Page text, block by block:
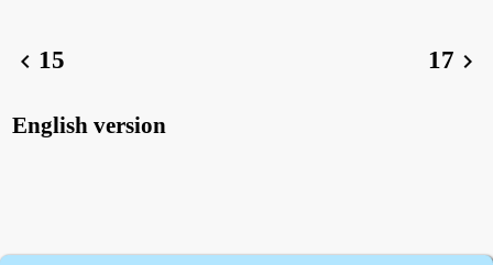
chevron_left 15 17 chevron_right
English version